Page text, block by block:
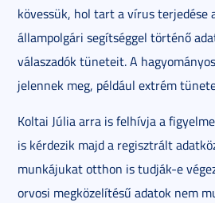
kövessük, hol tart a vírus terjedése
állampolgári segítséggel történő
válaszadók tüneteit. A
jelennek meg, például extrém
Koltai Júlia arra is felhívja a
is kérdezik majd a regisztrált
munkájukat otthon is tudják-e
orvosi megközelítésű adatok nem